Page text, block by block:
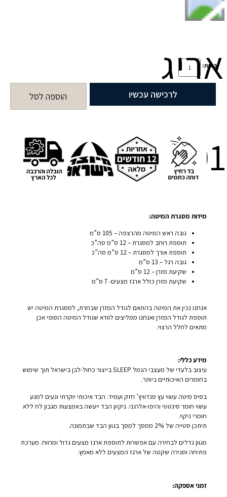
כמות:
הוספה לסל לרכישה עכשיו
מידות מסגרת המיטה:
גובה ראש המיטה מהרצפה – 105 ס”מ
תוספת רוחב למסגרת – 12 ס”מ סה”כ
תוספת אורך למסגרת – 12 ס”מ סה”כ
גובה רגל – 13 ס”מ
שקיעת מזרן – 12 ס”מ
שקיעת מזרן כולל ארגז מצעים- 7 ס”מ
אנחנו נכין את המיטה בהתאם לגודל המזרן שבחרת, למסגרת המיטה יש
תוספת לגודל המזרן ואנחנו ממליצים לוודא שגודל המיטה הסופי אכן
מתאים לחלל הרצוי.
מידע כללי:
עיצוב בלעדי של מעצבי הנמל SLEEP בייצור כחול-לבן בישראל תוך שימוש
בחומרים האיכותיים ביותר.
בסיס מיטה עשוי עץ סנדוויץ’ חזק ועמיד. הבד איכותי יוקרתי ונעים למגע
עשוי חומר סינטטי והיפו-אלרגני. ניקיון הבד ייעשה באמצעות מגבון לח ללא
חומרי ניקוי.
תיתכן סטייה של 2% ממסך למסך בגוון הבד שבתמונה.
מגוון גדלים לבחירה עם אפשרות לתוספת ארגז מצעים גדול ומרווח. מערכת
פתיחה וסגירה שקטה של ארגז המצעים ללא מאמץ.
זמני אספקה: